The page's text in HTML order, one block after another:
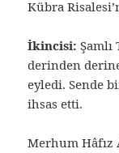
Kübra
İkincisi:
derinden
eyledi. Sende
ihsas etti.
Merhum Hâfız